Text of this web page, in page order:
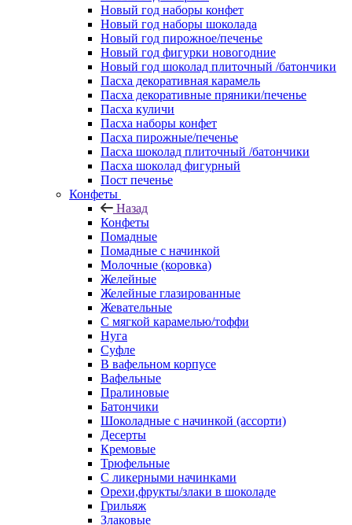
Новый год наборы конфет
Новый год наборы шоколада
Новый год пирожное/печенье
Новый год фигурки новогодние
Новый год шоколад плиточный /батончики
Пасха декоративная карамель
Пасха декоративные пряники/печенье
Пасха куличи
Пасха наборы конфет
Пасха пирожные/печенье
Пасха шоколад плиточный /батончики
Пасха шоколад фигурный
Пост печенье
Конфеты
Назад
Конфеты
Помадные
Помадные с начинкой
Молочные (коровка)
Желейные
Желейные глазированные
Жевательные
С мягкой карамелью/тоффи
Нуга
Суфле
В вафельном корпусе
Вафельные
Пралиновые
Батончики
Шоколадные с начинкой (ассорти)
Десерты
Кремовые
Трюфельные
С ликерными начинками
Орехи,фрукты/злаки в шоколаде
Грильяж
Злаковые